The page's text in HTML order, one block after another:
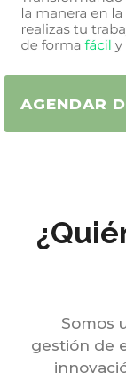
AGENDAR
Somos
gestión de